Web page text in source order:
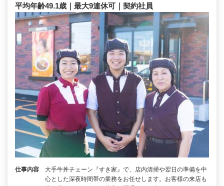
平均年齢49.1歳｜最大9連休可｜契約社員
仕事内容
大手牛丼チェーン『すき家』で、店内清掃や翌日の準備を中
心とした深夜時間帯の業務をお任せします。お客様の来店も